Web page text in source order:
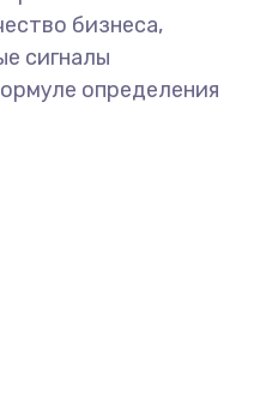
бизнеса,
сигналы
определения